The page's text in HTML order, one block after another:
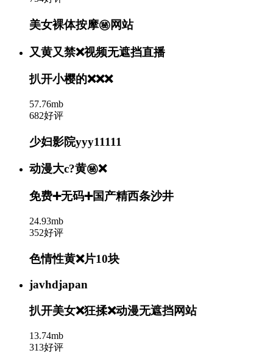
美女裸体按摩㊙️网站
又黄又禁❌视频无遮挡直播
扒开小樱的❌❌❌
57.76mb
682好评
少妇影院yyy11111
动漫大c?黄㊙️❌
免费➕无码➕国产精西条沙井
24.93mb
352好评
色情性黄❌片10块
javhdjapan
扒开美女❌狂揉❌动漫无遮挡网站
13.74mb
313好评